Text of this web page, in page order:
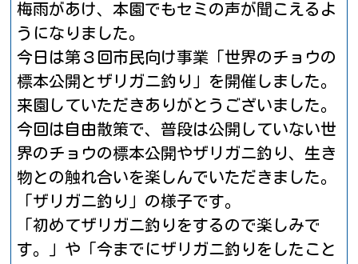
梅雨があけ、本園でもセミの声が聞こえるよ
うになりました。
今日は第３回市民向け事業「世界のチョウの
標本公開とザリガニ釣り」を開催しました。
来園していただきありがとうございました。
今回は自由散策で、普段は公開していない世
界のチョウの標本公開やザリガニ釣り、生き
物との触れ合いを楽しんでいただきました。
「ザリガニ釣り」の様子です。
「初めてザリガニ釣りをするので楽しみで
す。」や「今までにザリガニ釣りをしたこと